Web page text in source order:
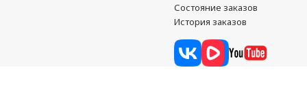
Состояние заказов
История заказов